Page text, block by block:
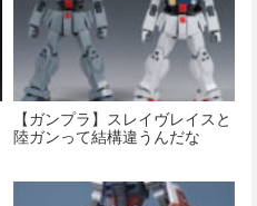
【ガンプラ】スレイヴレイスと
陸ガンって結構違うんだな